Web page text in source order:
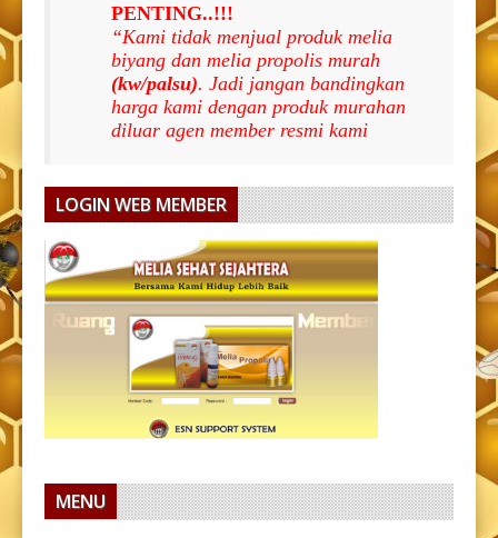
PENTING..!!!
“Kami tidak menjual produk melia
biyang dan melia propolis murah
(kw/palsu). Jadi jangan bandingkan
harga kami dengan produk murahan
diluar agen member resmi kami
LOGIN WEB MEMBER
MENU